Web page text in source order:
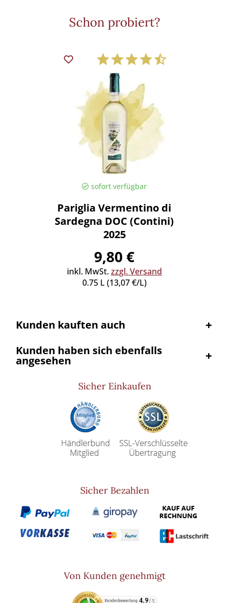
Schon probiert?
sofort verfügbar
Pariglia Vermentino di
Sardegna DOC (Contini)
2025
9,80 €
inkl. MwSt.zzgl. Versand
0.75 L (13,07 €/L)
Kunden kauften auch
Kunden haben sich ebenfalls
angesehen
Sicher Einkaufen
Sicher Bezahlen
Von Kunden genehmigt